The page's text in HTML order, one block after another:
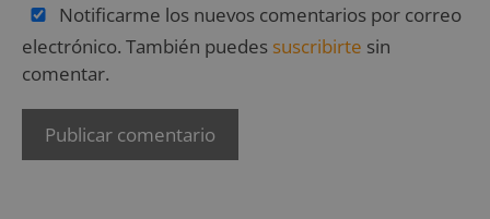
Notificarme los nuevos comentarios por correo
electrónico. También puedes suscribirte sin
comentar.